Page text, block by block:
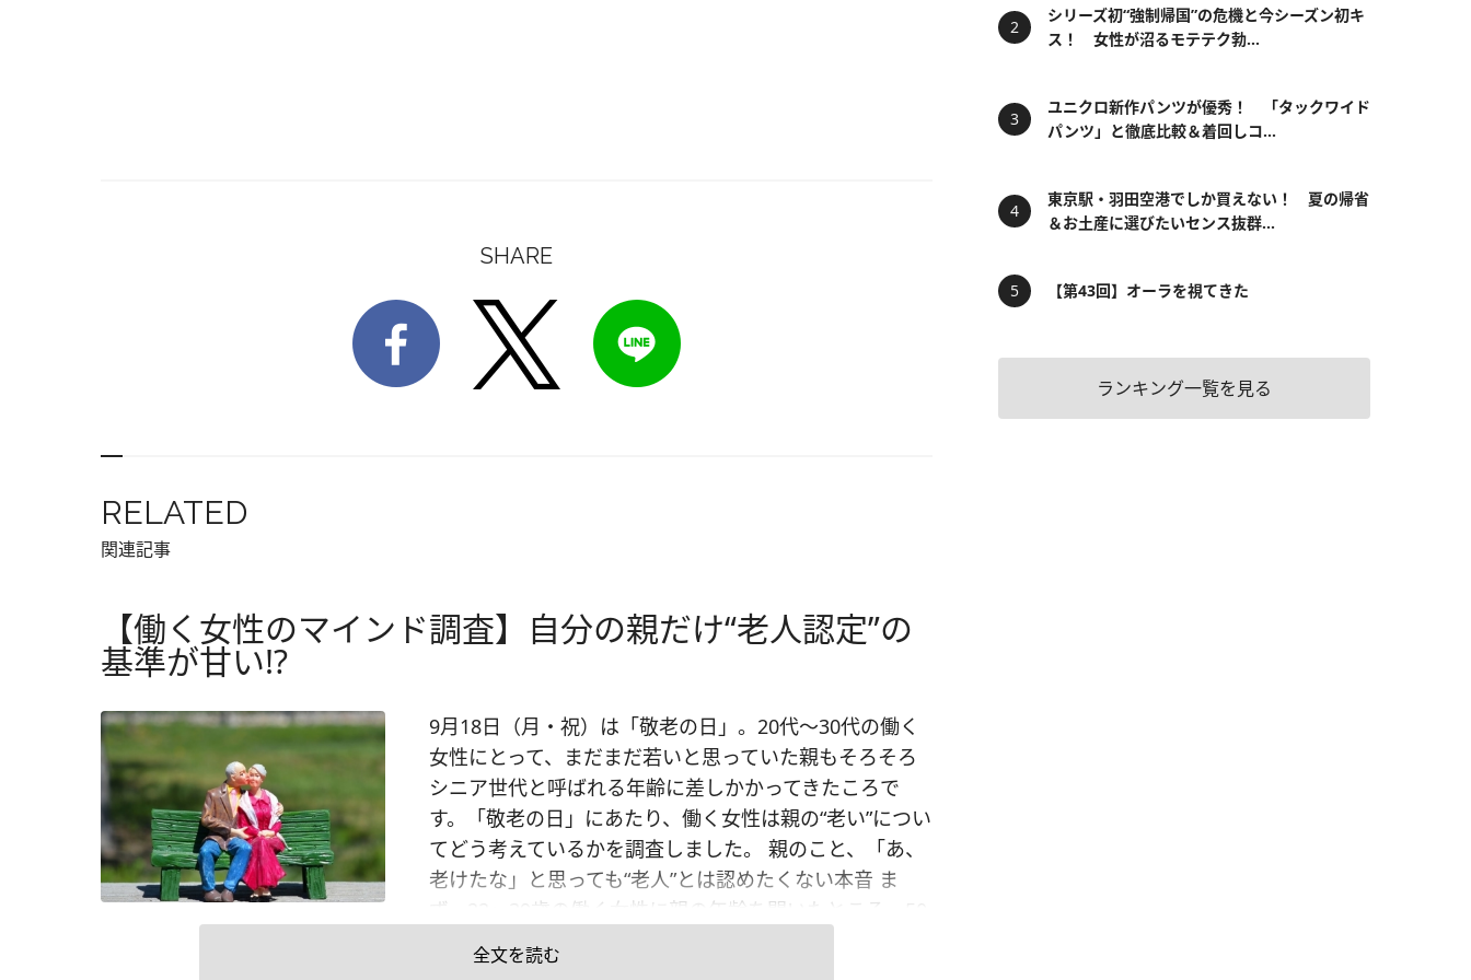
SHARE
RELATED
関連記事
【働く女性のマインド調査】自分の親だけ“老人認定”の
基準が甘い!?
9月18日（月・祝）は「敬老の日」。20代～30代の働く
女性にとって、まだまだ若いと思っていた親もそろそろ
シニア世代と呼ばれる年齢に差しかかってきたころで
す。「敬老の日」にあたり、働く女性は親の“老い”につい
てどう考えているかを調査しました。 親のこと、「あ、
老けたな」と思っても“老人”とは認めたくない本音 ま
ず、22～39歳の働く女性に親の年齢を聞いたところ、50
代後半～60歳前半に分布していました。「親を『老けた
な』と思ったことがあるかどうか」の質問については、
全文を読む
シリーズ初“強制帰国”の危機と今シーズン初キ
ス！ 女性が沼るモテテク勃...
ユニクロ新作パンツが優秀！ 「タックワイド
パンツ」と徹底比較＆着回しコ...
東京駅・羽田空港でしか買えない！ 夏の帰省
＆お土産に選びたいセンス抜群...
【第43回】オーラを視てきた
ランキング一覧を見る